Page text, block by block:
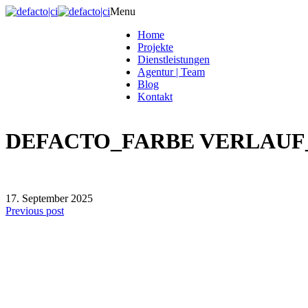
Menu
Home
Projekte
Dienstleistungen
Agentur | Team
Blog
Kontakt
DEFACTO_FARBE
17. September 2025
Previous post